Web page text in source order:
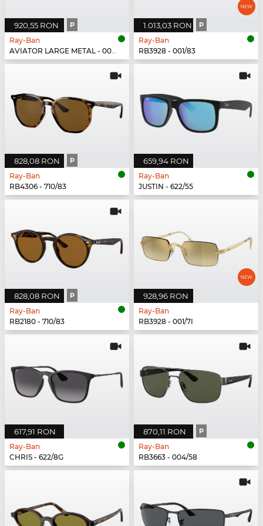
920,55 RON P
Ray-Ban
AVIATOR LARGE METAL - 002/48
1.013,03 RON P
Ray-Ban
RB3928 - 001/83
828,08 RON P
Ray-Ban
RB4306 - 710/83
659,94 RON
Ray-Ban
JUSTIN - 622/55
828,08 RON P
Ray-Ban
RB2180 - 710/83
928,96 RON
Ray-Ban
RB3928 - 001/7I
617,91 RON
Ray-Ban
CHRIS - 622/8G
870,11 RON P
Ray-Ban
RB3663 - 004/58